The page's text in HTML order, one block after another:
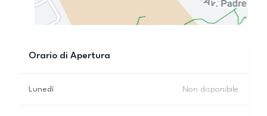
Orario di Apertura
Lunedì Non disponibile